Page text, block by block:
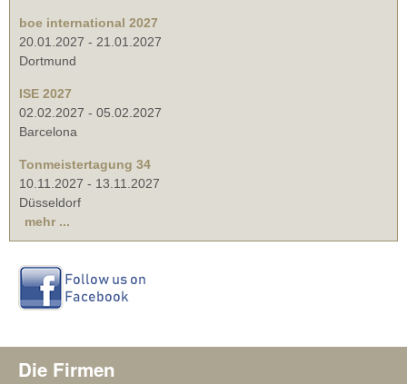
boe international 2027
20.01.2027 - 21.01.2027
Dortmund
ISE 2027
02.02.2027 - 05.02.2027
Barcelona
Tonmeistertagung 34
10.11.2027 - 13.11.2027
Düsseldorf
mehr ...
Die Firmen